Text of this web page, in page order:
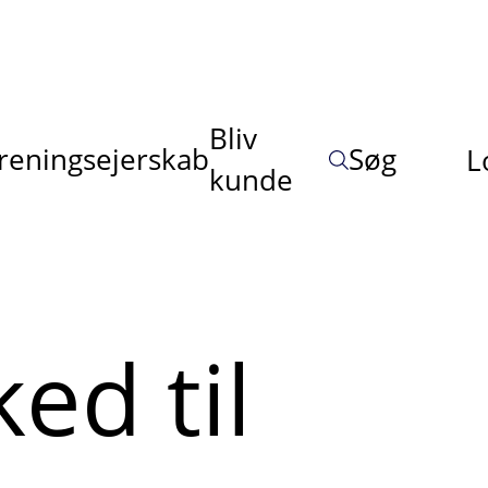
Bliv
kunde
Søg
til